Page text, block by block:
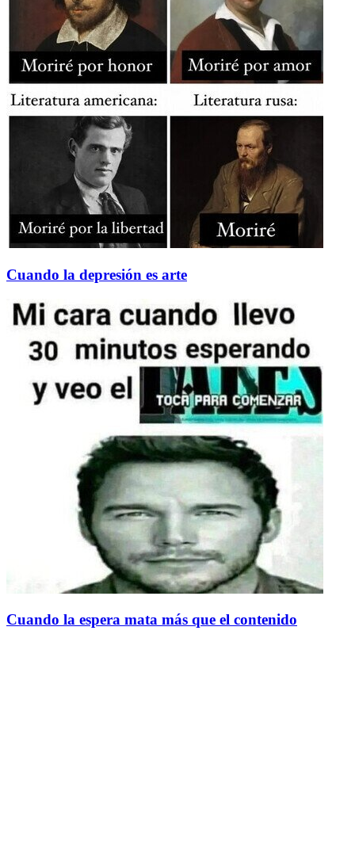
Cuando la depresión es arte
Cuando la espera mata más que el contenido